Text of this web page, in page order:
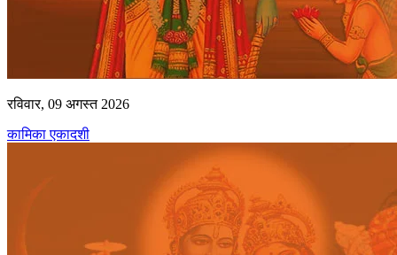
रविवार, 09 अगस्त 2026
कामिका एकादशी